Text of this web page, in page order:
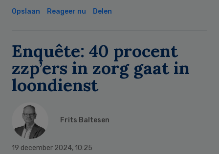
Opslaan Reageer nu Delen
Enquête: 40 procent
zzp’ers in zorg gaat in
loondienst
Frits Baltesen
19 december 2024, 10:25